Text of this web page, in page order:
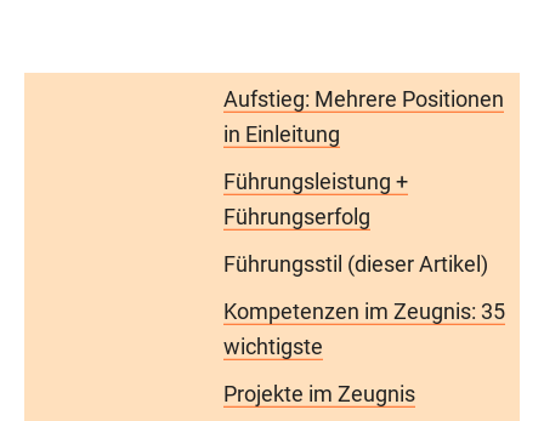
Aufstieg: Mehrere Positionen
in Einleitung
Führungsleistung +
Führungserfolg
Führungsstil (dieser Artikel)
Kompetenzen im Zeugnis: 35
wichtigste
Projekte im Zeugnis